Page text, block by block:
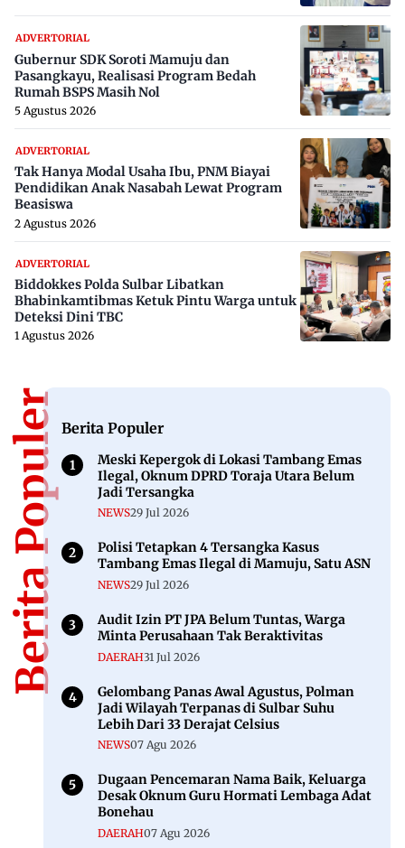
ADVERTORIAL
Gubernur SDK Soroti Mamuju dan
Pasangkayu, Realisasi Program Bedah
Rumah BSPS Masih Nol
5 Agustus 2026
ADVERTORIAL
Tak Hanya Modal Usaha Ibu, PNM Biayai
Pendidikan Anak Nasabah Lewat Program
Beasiswa
2 Agustus 2026
ADVERTORIAL
Biddokkes Polda Sulbar Libatkan
Bhabinkamtibmas Ketuk Pintu Warga untuk
Deteksi Dini TBC
1 Agustus 2026
Berita PopulerBerita Populer
Meski Kepergok di Lokasi Tambang Emas
Ilegal, Oknum DPRD Toraja Utara Belum
Jadi Tersangka
NEWS29 Jul 2026
Polisi Tetapkan 4 Tersangka Kasus
Tambang Emas Ilegal di Mamuju, Satu ASN
NEWS29 Jul 2026
Audit Izin PT JPA Belum Tuntas, Warga
Minta Perusahaan Tak Beraktivitas
DAERAH31 Jul 2026
Gelombang Panas Awal Agustus, Polman
Jadi Wilayah Terpanas di Sulbar Suhu
Lebih Dari 33 Derajat Celsius
NEWS07 Agu 2026
Dugaan Pencemaran Nama Baik, Keluarga
Desak Oknum Guru Hormati Lembaga Adat
Bonehau
DAERAH07 Agu 2026